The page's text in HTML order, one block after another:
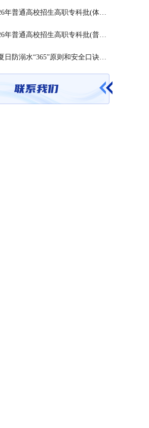
湖南省2026年普通高校招生高职专科批(体育类)第一次投档分数线
湖南省2026年普通高校招生高职专科批(普通类)第一次投档分数线
划重点！夏日防溺水“365”原则和安全口诀一起学